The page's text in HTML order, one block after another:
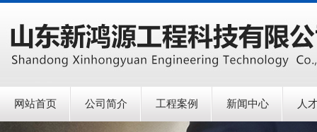
网站首页 公司简介 工程案例 新闻中心 人